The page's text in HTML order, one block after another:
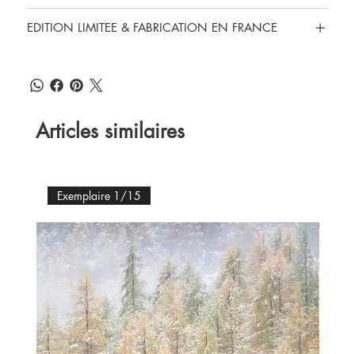
EDITION LIMITEE & FABRICATION EN FRANCE
Articles similaires
Exemplaire 1/15